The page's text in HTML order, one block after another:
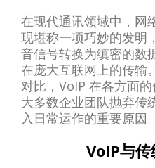
在现代通讯领域中，网
现堪称一项巧妙的发明
音信号转换为缜密的数
在庞大互联网上的传输
对比，VoIP 在各方面
大多数企业团队抛弃传
入日常运作的重要原因。
VoIP与